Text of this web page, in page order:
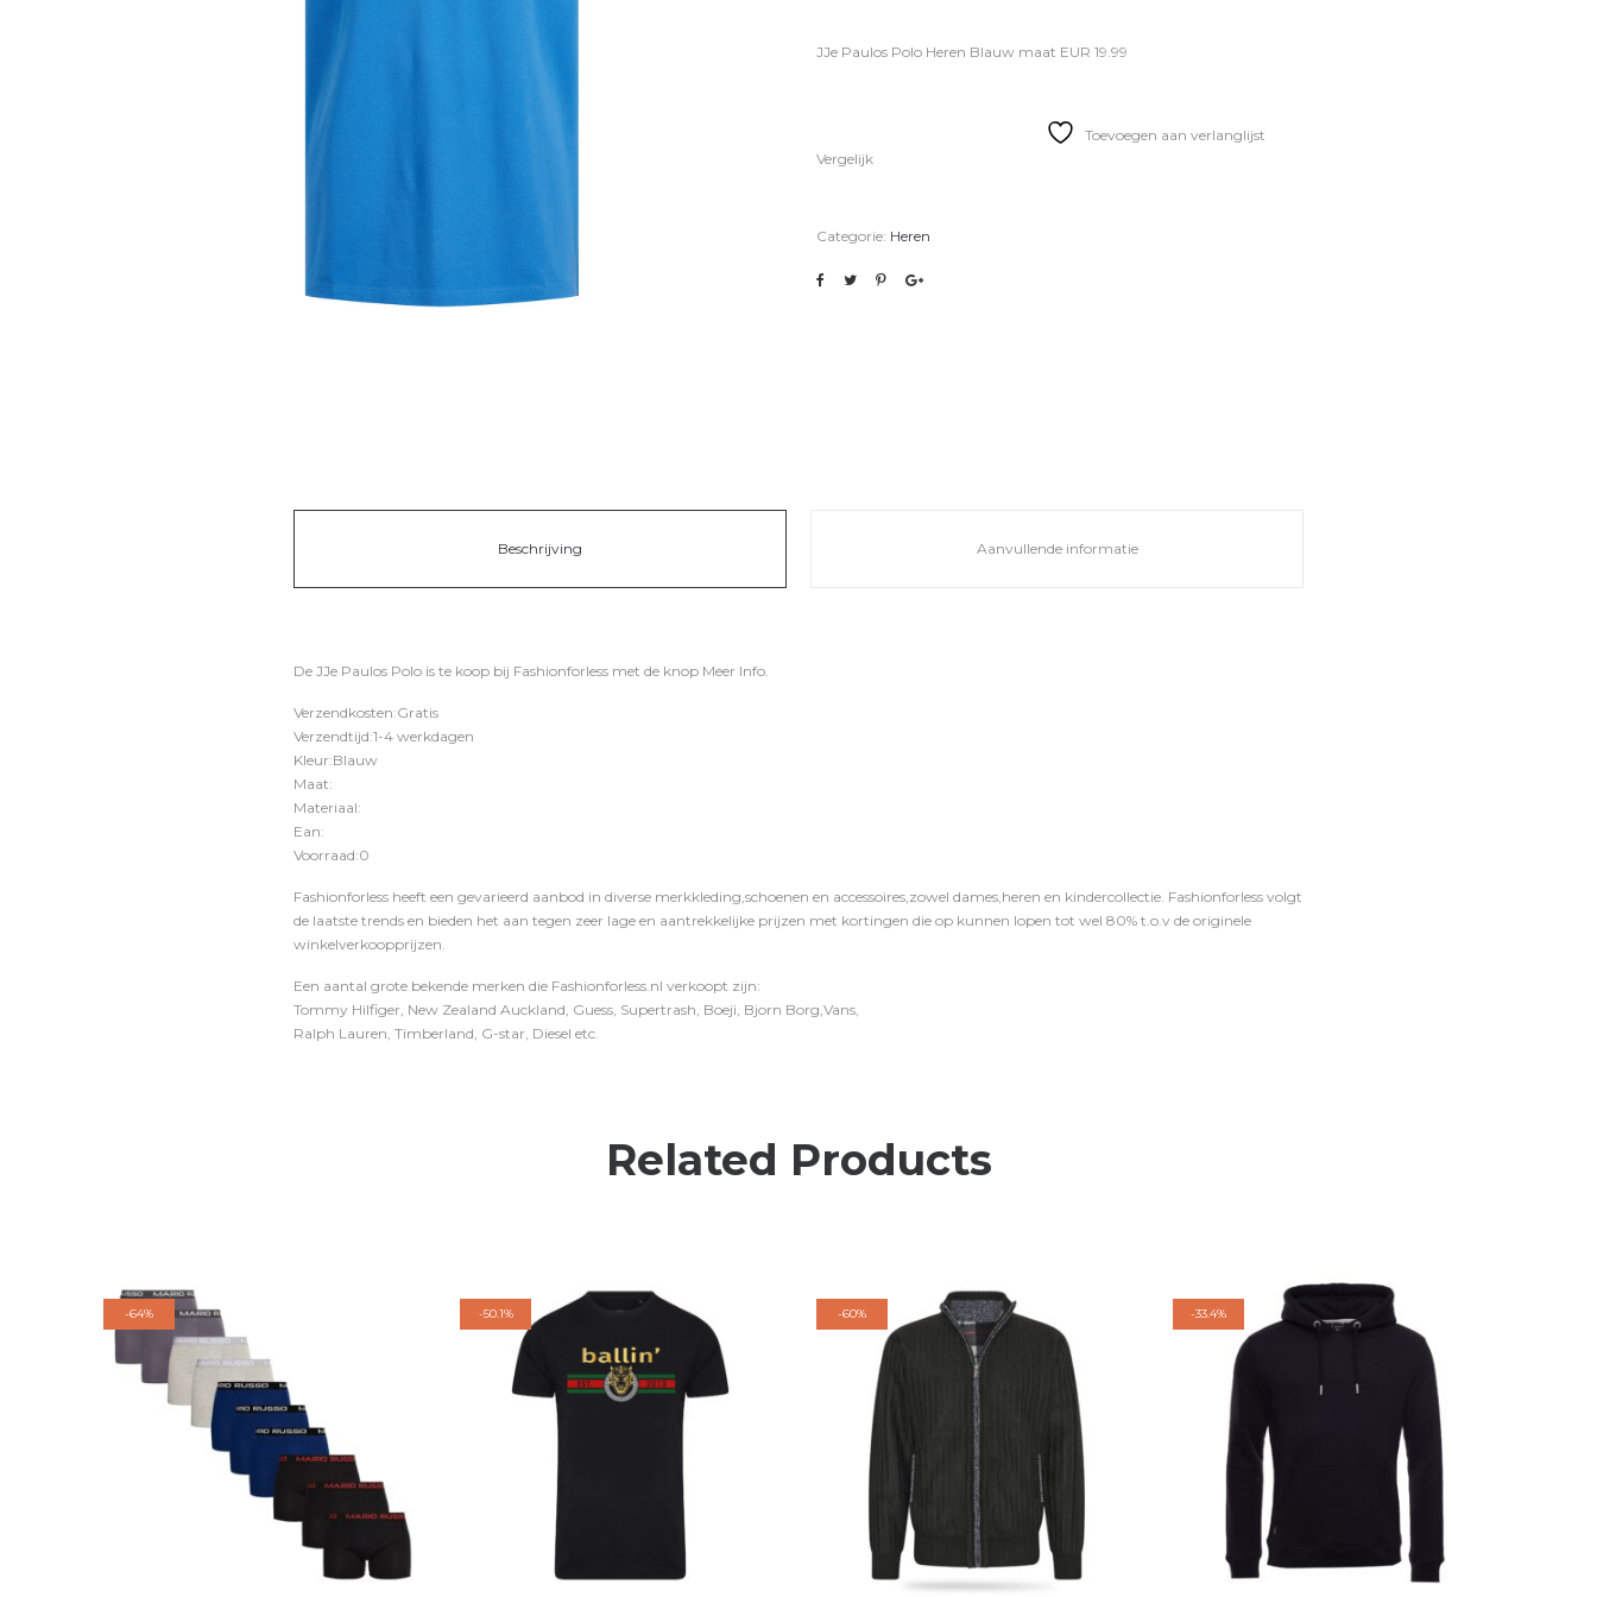
JJe Paulos Polo Heren Blauw maat EUR 19.99
Toevoegen aan verlanglijst
Vergelijk
Categorie: Heren
Beschrijving Aanvullende informatie
De JJe Paulos Polo is te koop bij Fashionforless met de knop Meer Info.
Verzendkosten:Gratis
Verzendtijd:1-4 werkdagen
Kleur:Blauw
Maat:
Materiaal:
Ean:
Voorraad:0
Fashionforless heeft een gevarieerd aanbod in diverse merkkleding,schoenen en accessoires,zowel dames,heren en kindercollectie. Fashionforless volgt
de laatste trends en bieden het aan tegen zeer lage en aantrekkelijke prijzen met kortingen die op kunnen lopen tot wel 80% t.o.v de originele
winkelverkoopprijzen.
Een aantal grote bekende merken die Fashionforless.nl verkoopt zijn:
Tommy Hilfiger, New Zealand Auckland, Guess, Supertrash, Boeji, Bjorn Borg,Vans,
Ralph Lauren, Timberland, G-star, Diesel etc.
Related Products
-64% -50.1% -60% -33.4%